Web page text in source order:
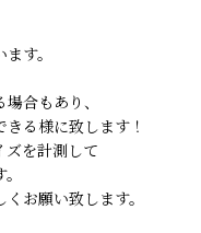
す。
合もあり、
る様に致します！
ズを計測して
お願い致します。